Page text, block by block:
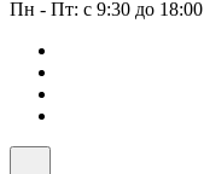
Пн - Пт: с 9:30 до 18:00